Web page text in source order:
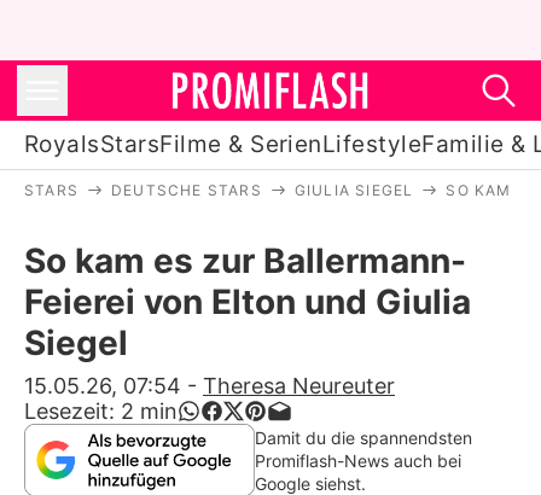
RoyalsStarsFilme & SerienLifestyleFamilie &
Stars
Filme & Serien
Lifestyle
Familie & Liebe
Promiflash Exklusiv
STARS DEUTSCHE STARS GIULIA SIEGEL SO KAM
So kam es zur Ballermann-
Feierei von Elton und Giulia
Siegel
15.05.26, 07:54 - Theresa Neureuter
Lesezeit: 2 min
Damit du die spannendsten
Promiflash-News auch bei
Google siehst.